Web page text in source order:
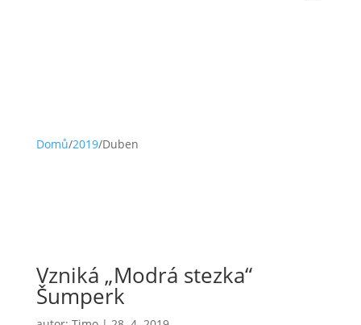
Domů/2019/Duben
Vzniká „Modrá stezka“
Šumperk